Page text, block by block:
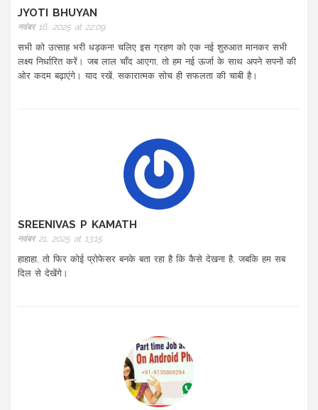
JYOTI BHUYAN
नवंबर 16, 2025 at 22:09
सभी को उत्साह भरी धड़कन! चलिए इस ग्रहण को एक नई शुरुआत मानकर सभी
लक्ष्य निर्धारित करें। जब लाल चाँद आएगा, तो हम नई ऊर्जा के साथ अपने सपनों की
ओर कदम बढ़ाएंगे। याद रखें, सकारात्मक सोच ही सफलता की चाबी है।
SREENIVAS P KAMATH
नवंबर 21, 2025 at 13:15
हाहाहा, तो फिर कोई प्रोफेसर बनके बता रहा है कि कैसे देखना है, जबकि हम सब
दिल से देखेंगे।